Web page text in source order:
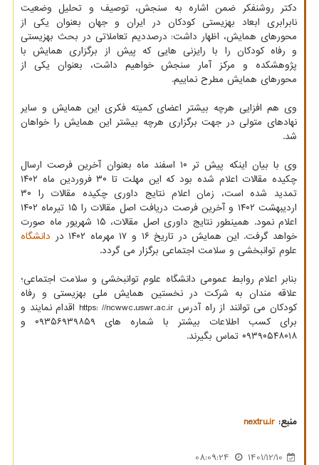
دکتر روشنفکر ضمن اشاره به سنجش، توصیف و تحلیل وضعیت
نابرابری ابعاد بهزیستی کودکان در ایران و جهان بعنوان یکی از
محورهای همایش، اظهار داشت: درصددیم تعاملاتی در بحث بهزیستی
و رفاه کودکان را با رایزنی هایی که پیش از برگزاری همایش با
پژوهشکده و مرکز آمار سنجش خواهیم داشت، بعنوان یکی از
محورهای همایش مطرح نماییم.
وی هم افزایی هرچه بیشتر اعضای کمیته فکری این همایش و سایر
نهادهای متولی در جهت برگزاری هرچه بیشتر این همایش را خواهان
شد.
وی با بیان اینکه پیش تر ۱۰ اسفند ماه بعنوان آخرین فرصت ارسال
چکیده مقالات اعلام شده بود که این مهلت تا ۳۰ فروردین ماه ۱۴۰۲
تمدید شده است، زمان اعلام نتایج داوری چکیده مقالات را ۳۰
اردیبهشت ۱۴۰۲ و آخرین فرصت دریافت اصل مقالات را ۱۵ تیرماه ۱۴۰۲
اعلام نمود. همینطور نتایج داوری اصل مقالات، ۱۵ شهریور ماه صورت
خواهد گرفت. این همایش در تاریخ ۱۶ و ۱۷ مهرماه ۱۴۰۲ در
دانشگاه
علوم توانبخشی و سلامت اجتماعی برگزار می گردد.
بنابر اعلام روابط عمومی دانشگاه علوم توانبخشی و سلامت اجتماعی؛
علاقه مندان به شرکت در نخستین همایش ملی بهزیستی و رفاه
کودکان می توانند از راه آدرس https: //ncwwc.uswr.ac.ir اقدام نمایند و
برای کسب اطلاعات بیشتر با شماره های ۰۹۳۵۶۹۳۹۸۵۹ و
۰۹۳۹۰۵۴۸۰۱۸ تماس بگیرند.
منبع: nextru.ir
1401/12/10
08:09:24